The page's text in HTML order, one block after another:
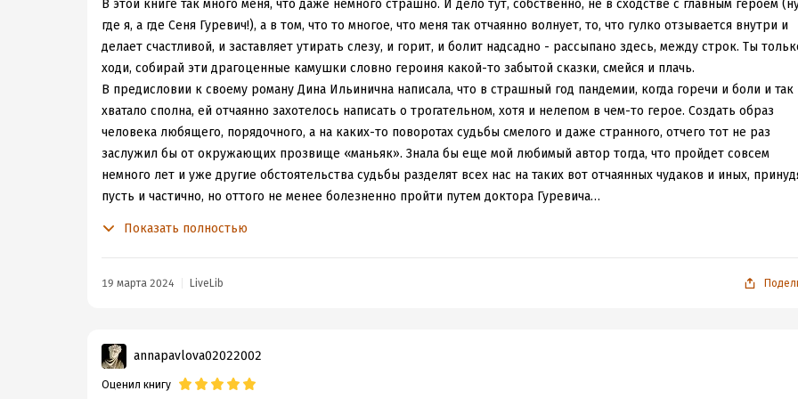
В этой книге так много меня, что даже немного страшно. И дело тут, собственно, не в сходстве с главным героем
где я, а где Сеня Гуревич!), а в том, что то многое, что меня так отчаянно волнует, то, что гулко отзывается внутри и
делает счастливой, и заставляет утирать слезу, и горит, и болит надсадно - рассыпано здесь, между строк. Ты
ходи, собирай эти драгоценные камушки словно героиня какой-то забытой сказки, смейся и плачь.
В предисловии к своему роману Дина Ильинична написала, что в страшный год пандемии, когда горечи и боли и так
хватало сполна, ей отчаянно захотелось написать о трогательном, хотя и нелепом в чем-то герое. Создать образ
человека любящего, порядочного, а на каких-то поворотах судьбы смелого и даже странного, отчего тот не раз
заслужил бы от окружающих прозвище «маньяк». Знала бы еще мой любимый автор тогда, что пройдет совсем
немного лет и уже другие обстоятельства судьбы разделят всех нас на таких вот отчаянных чудаков и иных,
пусть и частично, но оттого не менее болезненно пройти путем доктора Гуревича…
контраст нравов родителей-врачей предопределил ребенку нескучное существование. Иначе и быть не могло,
стороны детских глаз.
прописан в своих фантазиях, любил и оберегал женщин, но работал с сумасшедшими.
Мелькнут перед читателем годы зеленой еще Сениной юности, полной забавных выходок и первых «цыплячьих»
Показать полностью
19 марта 2024 LiveLib
annapavlova02022002
Оценил книгу